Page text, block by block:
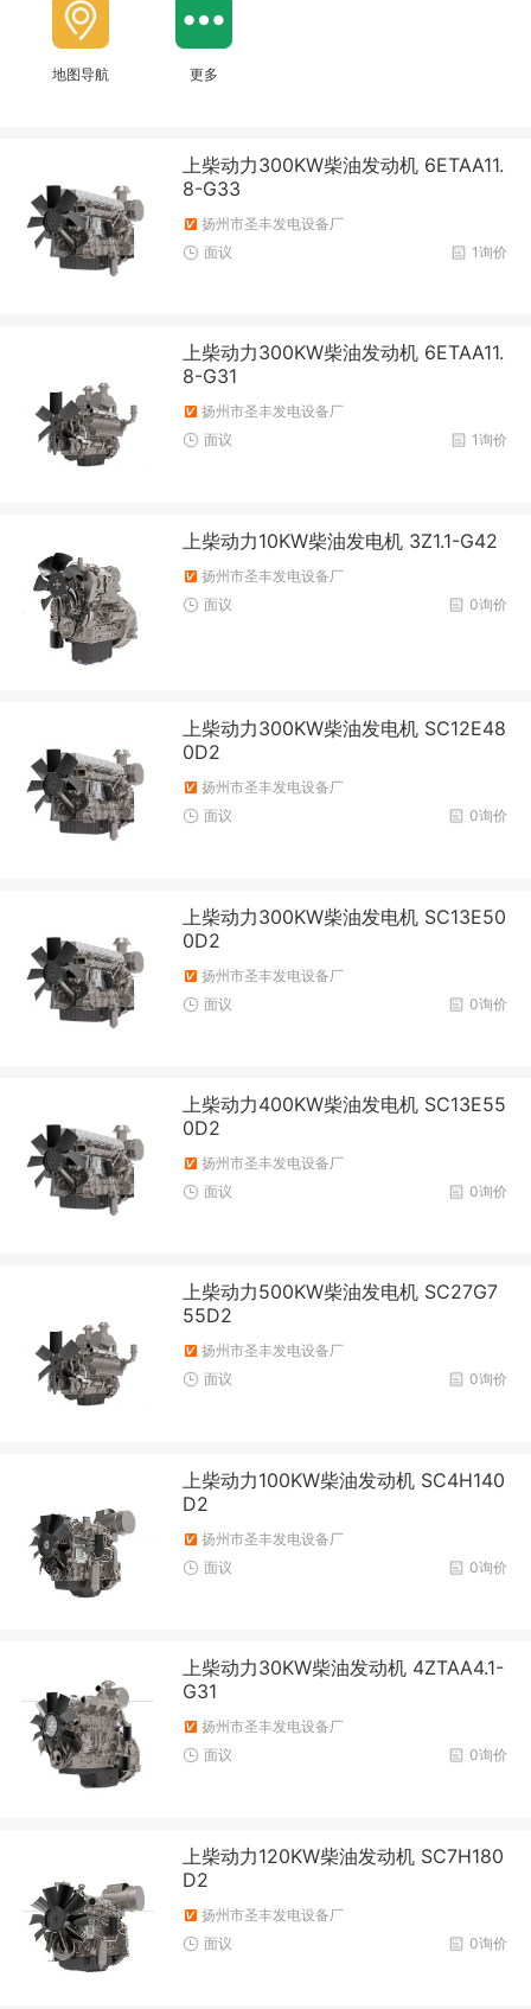
地图导航 更多
上柴动力300KW柴油发动机 6ETAA11.
8-G33
扬州市圣丰发电设备厂
1询价
面议
上柴动力300KW柴油发动机 6ETAA11.
8-G31
扬州市圣丰发电设备厂
1询价
面议
上柴动力10KW柴油发电机 3Z1.1-G42
扬州市圣丰发电设备厂
0询价
面议
上柴动力300KW柴油发电机 SC12E48
0D2
扬州市圣丰发电设备厂
0询价
面议
上柴动力300KW柴油发电机 SC13E50
0D2
扬州市圣丰发电设备厂
0询价
面议
上柴动力400KW柴油发电机 SC13E55
0D2
扬州市圣丰发电设备厂
0询价
面议
上柴动力500KW柴油发电机 SC27G7
55D2
扬州市圣丰发电设备厂
0询价
面议
上柴动力100KW柴油发动机 SC4H140
D2
扬州市圣丰发电设备厂
0询价
面议
上柴动力30KW柴油发动机 4ZTAA4.1-
G31
扬州市圣丰发电设备厂
0询价
面议
上柴动力120KW柴油发动机 SC7H180
D2
扬州市圣丰发电设备厂
0询价
面议